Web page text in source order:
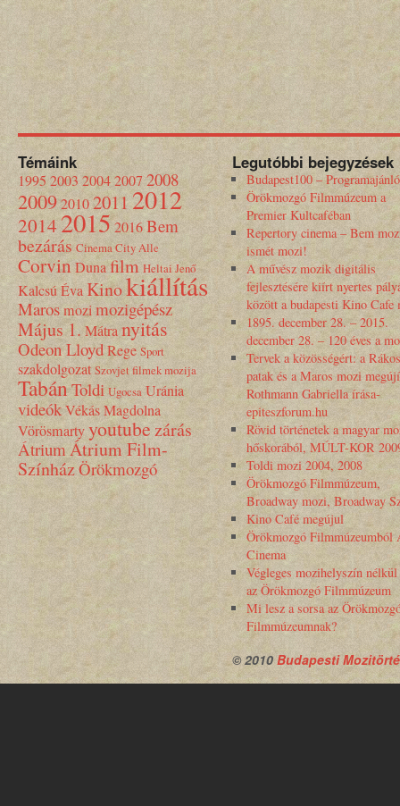
Témáink
1995 2003 20042007 2008
200920102011 2012
201420152016Bem
bezárás Cinema City Alle
CorvinDunafilm Heltai Jenő
Kalcsú ÉvaKinokiállítás
Marosmozimozigépész
Május 1. Mátranyitás
Odeon LloydRege Sport
szakdolgozat Szovjet filmek mozija
TabánToldi Ugocsa Uránia
videókVékás Magdolna
Vörösmartyyoutubezárás
Átrium Átrium Film-
SzínházÖrökmozgó
Legutóbbi bejegyzések
Budapest100 – Programajánló
Örökmozgó Filmmúzeum a
Premier Kultcaféban
Repertory cinema – Bem
ismét mozi!
A művész mozik digitális
fejlesztésére kiírt nyertes
között a budapesti Kino Cafe
1895. december 28. – 2015.
december 28. – 120 éves a
Tervek a közösségért: a
patak és a Maros mozi
Rothmann Gabriella írása-
epiteszforum.hu
Rövid történetek a magyar
hőskorából, MÚLT-KOR
Toldi mozi 2004, 2008
Örökmozgó Filmmúzeum,
Broadway mozi, Broadway
Kino Café megújul
Örökmozgó Filmmúzeumból
Cinema
Végleges mozihelyszín nélkül
az Örökmozgó Filmmúzeum
Mi lesz a sorsa az
Filmmúzeumnak?
© 2010 Budapesti